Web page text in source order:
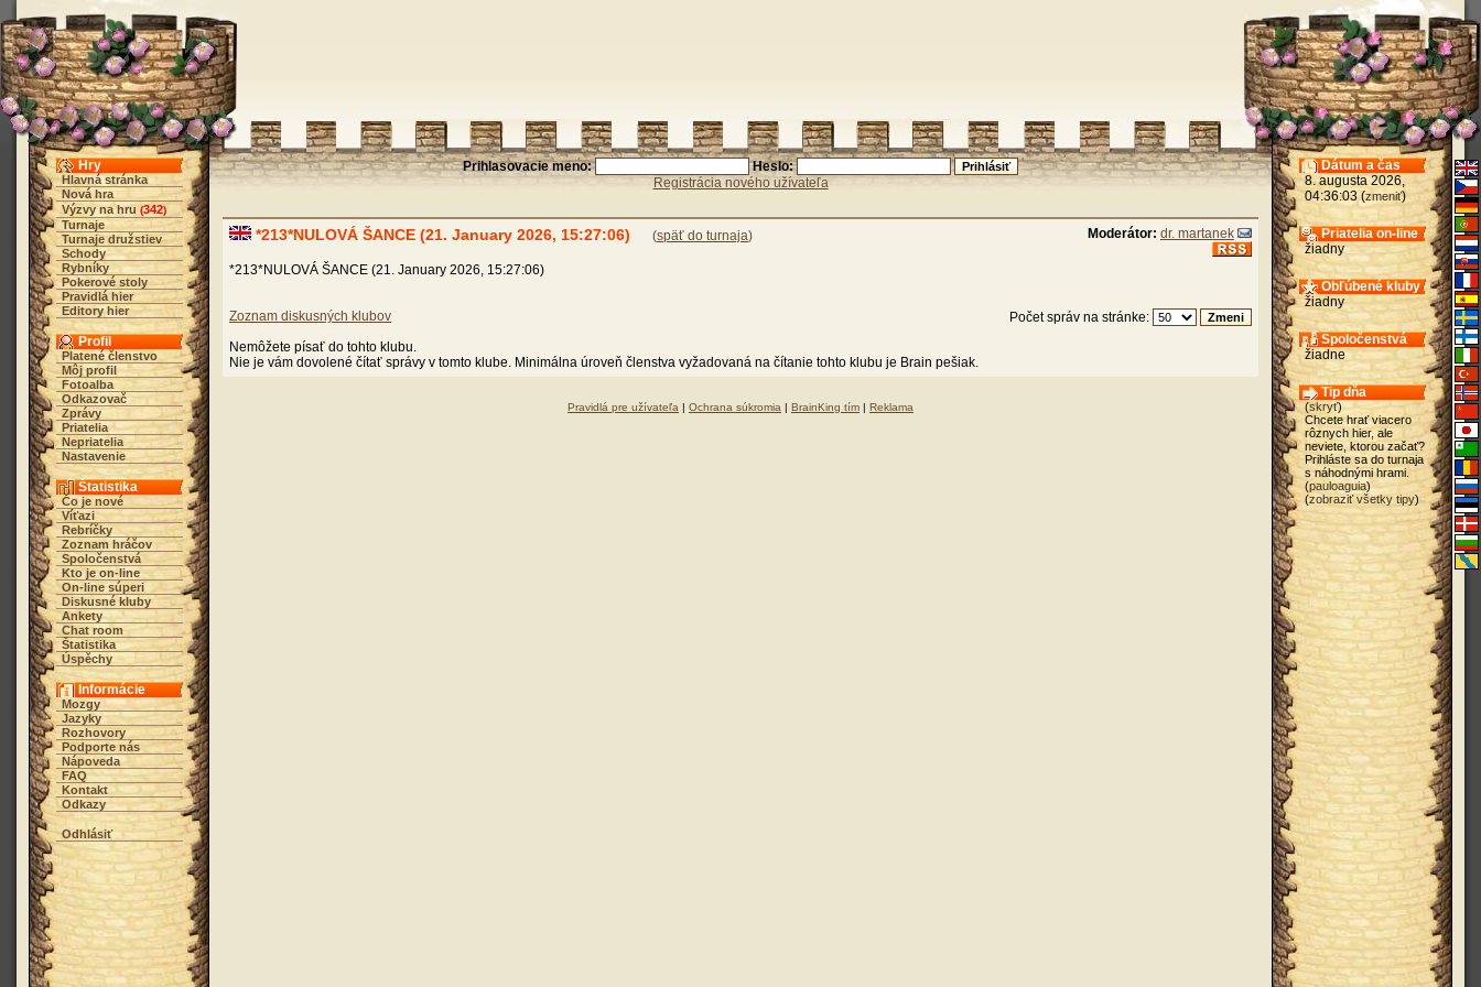
Hry
Hlavná stránka
Nová hra
Výzvy na hru (342)
Turnaje
Turnaje družstiev
Schody
Rybníky
Pokerové stoly
Pravidlá hier
Editory hier
Profil
Platené členstvo
Môj profil
Fotoalba
Odkazovač
Zprávy
Priatelia
Nepriatelia
Nastavenie
Štatistika
Čo je nové
Víťazi
Rebríčky
Zoznam hráčov
Spoločenstvá
Kto je on-line
On-line súperi
Diskusné kluby
Ankety
Chat room
Štatistika
Úspěchy
Informácie
Mozgy
Jazyky
Rozhovory
Podporte nás
Nápoveda
FAQ
Kontakt
Odkazy
Odhlásiť
Prihlasovacie meno:
Heslo:
Registrácia nového užívateľa
Moderátor: dr. martanek
*213*NULOVÁ ŠANCE (21. January 2026, 15:27:06) (späť do turnaja)
*213*NULOVÁ ŠANCE (21. January 2026, 15:27:06)
Počet správ na stránke:
Zoznam diskusných klubov
Nemôžete písať do tohto klubu.
Nie je vám dovolené čítať správy v tomto klube. Minimálna úroveň členstva vyžadovaná na čítanie tohto klubu je Brain pešiak.
Pravidlá pre užívateľa | Ochrana súkromia | BrainKing tím | Reklama
Dátum a čas
8. augusta 2026,
04:36:03 (zmeniť)
Priatelia on-line
žiadny
Obľúbené kluby
žiadny
Spoločenstvá
žiadne
Tip dňa
(skryť)
Chcete hrať viacero
rôznych hier, ale
neviete, ktorou začať?
Prihláste sa do turnaja
s náhodnými hrami.
(pauloaguia)
(zobraziť všetky tipy)